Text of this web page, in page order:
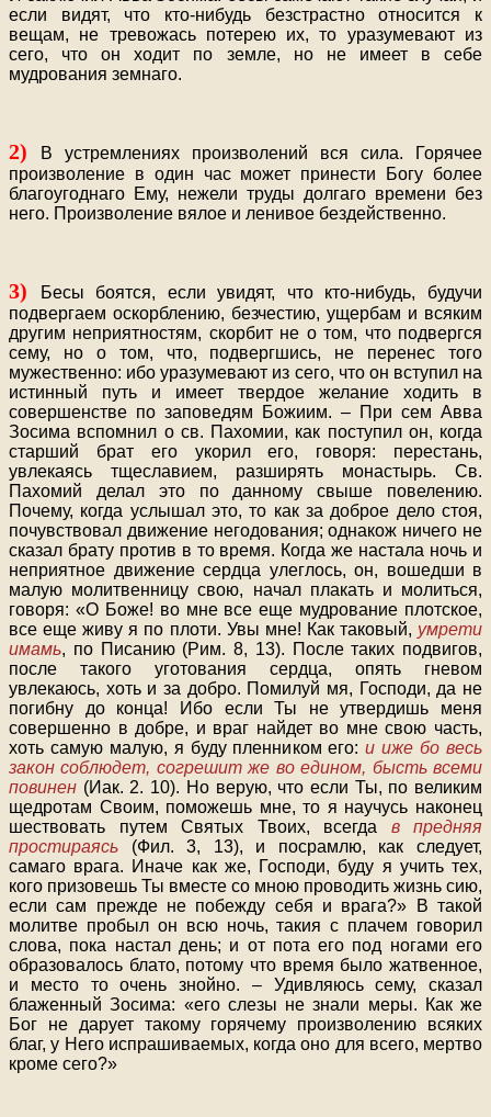
если видят, что кто-нибудь безстрастно относится к
вещам, не тревожась потерею их, то уразумевают из
сего, что он ходит по земле, но не имеет в себе
мудрования земнаго.
2)
В устремлениях произволений вся сила. Горячее
произволение в один час может принести Богу более
благоугоднаго Ему, нежели труды долгаго времени без
него. Произволение вялое и ленивое бездейственно.
3)
Бесы боятся, если увидят, что кто-нибудь, будучи
подвергаем оскорблению, безчестию, ущербам и всяким
другим неприятностям, скорбит не о том, что подвергся
сему, но о том, что, подвергшись, не перенес того
мужественно: ибо уразумевают из сего, что он вступил на
истинный путь и имеет твердое желание ходить в
совершенстве по заповедям Божиим. – При сем Авва
Зосима вспомнил о св. Пахомии, как поступил он, когда
старший брат его укорил его, говоря: перестань,
увлекаясь тщеславием, разширять монастырь. Св.
Пахомий делал это по данному свыше повелению.
Почему, когда услышал это, то как за доброе дело стоя,
почувствовал движение негодования; однакож ничего не
сказал брату против в то время. Когда же настала ночь и
неприятное движение сердца улеглось, он, вошедши в
малую молитвенницу свою, начал плакать и молиться,
говоря: «О Боже! во мне все еще мудрование плотское,
все еще живу я по плоти. Увы мне! Как таковый, умрети
имамь, по Писанию (Рим. 8, 13). После таких подвигов,
после такого уготования сердца, опять гневом
увлекаюсь, хоть и за добро. Помилуй мя, Господи, да не
погибну до конца! Ибо если Ты не утвердишь меня
совершенно в добре, и враг найдет во мне свою часть,
хоть самую малую, я буду пленником его:и иже бо весь
закон соблюдет, согрешит же во едином, бысть всеми
повинен (Иак. 2. 10). Но верую, что если Ты, по великим
щедротам Своим, поможешь мне, то я научусь наконец
шествовать путем Святых Твоих, всегда в предняя
простираясь (Фил. 3, 13), и посрамлю, как следует,
самаго врага. Иначе как же, Господи, буду я учить тех,
кого призовешь Ты вместе со мною проводить жизнь сию,
если сам прежде не побежду себя и врага?» В такой
молитве пробыл он всю ночь, такия с плачем говорил
слова, пока настал день; и от пота его под ногами его
образовалось блато, потому что время было жатвенное,
и место то очень знойно. – Удивляюсь сему, сказал
блаженный Зосима: «его слезы не знали меры. Как же
Бог не дарует такому горячему произволению всяких
благ, у Него испрашиваемых, когда оно для всего, мертво
кроме сего?»